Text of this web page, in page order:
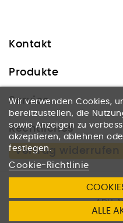
Kontakt
Produkte
Service
Rechtliches
Vertrag widerrufen
Wir verwenden Cookies,
bereitzustellen, die
sowie Anzeigen zu
akzeptieren, ablehnen
festlegen.
Cookie-Richtlinie
ALLE
©
ADH